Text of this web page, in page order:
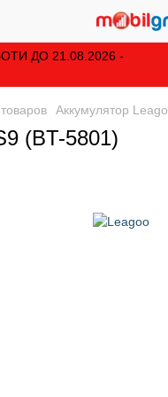
ДО 21.08.2026 -
Аккумулятор
(BT-5801)